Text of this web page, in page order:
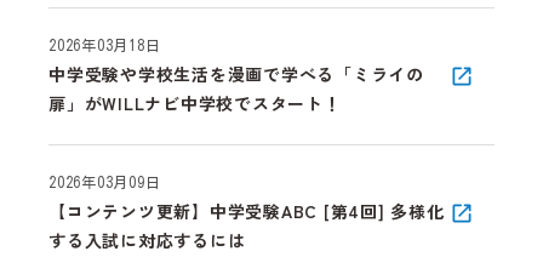
中学受験や学校生活を漫画で学べる「ミライの
扉」がWILLナビ中学校でスタート！
2026年03月18日
【コンテンツ更新】中学受験ABC [第4回] 多様化
する入試に対応するには
2026年03月09日